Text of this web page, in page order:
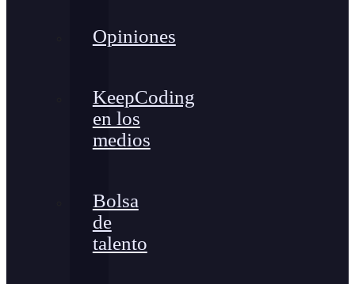
Opiniones
KeepCoding
en los
medios
Bolsa
de
talento